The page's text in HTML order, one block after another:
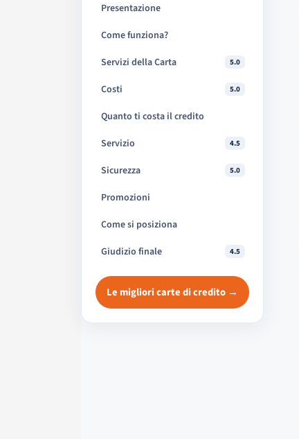
Presentazione
Come funziona?
Servizi della Carta
5.0
Costi 5.0
Quanto ti costa il credito
Servizio
4.5
Sicurezza 5.0
Promozioni
Come si posiziona
Giudizio finale
4.5
Le migliori carte di credito →